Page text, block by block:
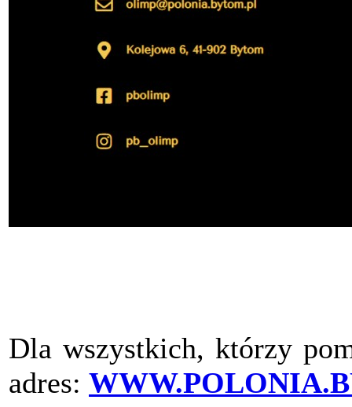
Dla wszystkich, którzy
adres: